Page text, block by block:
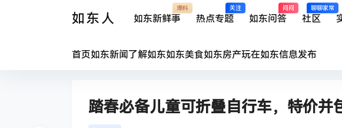
如东人 如东新鲜事
爆料
热点专题
关注
如东问答
问问
社区
聊聊家常
首页如东新闻 了解如东如东美食如东房产玩在如东信息发布
踏春必备儿童可折叠自行车，特价并